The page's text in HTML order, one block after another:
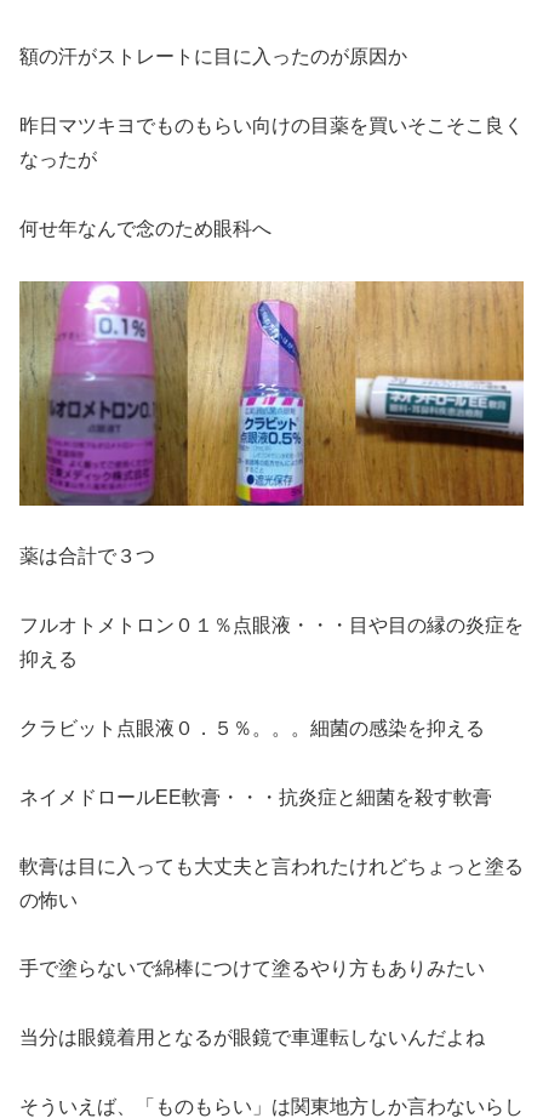
額の汗がストレートに目に入ったのが原因か
昨日マツキヨでものもらい向けの目薬を買いそこそこ良く
なったが
何せ年なんで念のため眼科へ
薬は合計で３つ
フルオトメトロン０１％点眼液・・・目や目の縁の炎症を
抑える
クラビット点眼液０．５％。。。細菌の感染を抑える
ネイメドロールEE軟膏・・・抗炎症と細菌を殺す軟膏
軟膏は目に入っても大丈夫と言われたけれどちょっと塗る
の怖い
手で塗らないで綿棒につけて塗るやり方もありみたい
当分は眼鏡着用となるが眼鏡で車運転しないんだよね
そういえば、「ものもらい」は関東地方しか言わないらし